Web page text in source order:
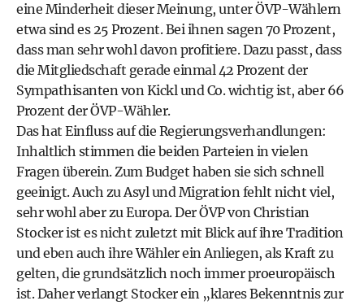
eine Minderheit dieser Meinung, unter ÖVP-Wählern
etwa sind es 25 Prozent. Bei ihnen sagen 70 Prozent,
dass man sehr wohl davon profitiere. Dazu passt, dass
die Mitgliedschaft gerade einmal 42 Prozent der
Sympathisanten von Kickl und Co. wichtig ist, aber 66
Prozent der ÖVP-Wähler.
Das hat Einfluss auf die Regierungsverhandlungen:
Inhaltlich stimmen die beiden Parteien in vielen
Fragen überein. Zum Budget haben sie sich schnell
geeinigt. Auch zu Asyl und Migration fehlt nicht viel,
sehr wohl aber zu Europa. Der ÖVP von Christian
Stocker ist es nicht zuletzt mit Blick auf ihre Tradition
und eben auch ihre Wähler ein Anliegen, als Kraft zu
gelten, die grundsätzlich noch immer proeuropäisch
ist. Daher verlangt Stocker ein „klares Bekenntnis zur